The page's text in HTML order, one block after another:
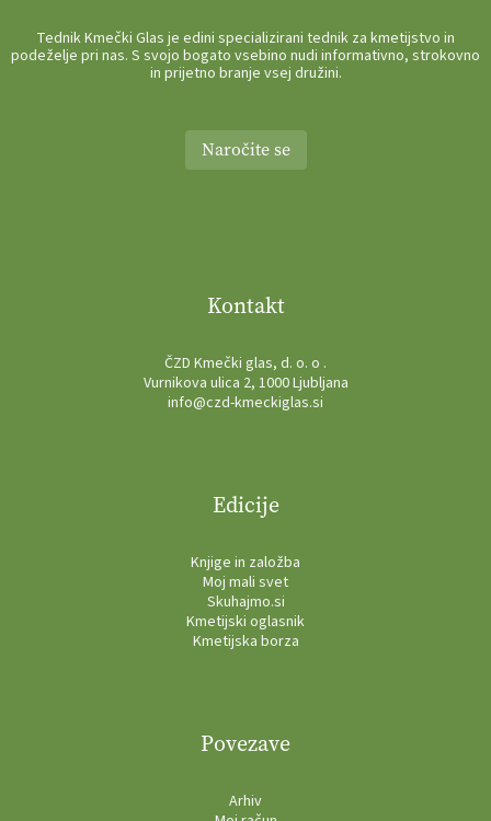
Tednik Kmečki Glas je edini specializirani tednik za kmetijstvo in
podeželje pri nas. S svojo bogato vsebino nudi informativno, strokovno
in prijetno branje vsej družini.
Naročite se
Kontakt
ČZD Kmečki glas, d. o. o .
Vurnikova ulica 2, 1000 Ljubljana
info@czd-kmeckiglas.si
Edicije
Knjige in založba
Moj mali svet
Skuhajmo.si
Kmetijski oglasnik
Kmetijska borza
Povezave
Arhiv